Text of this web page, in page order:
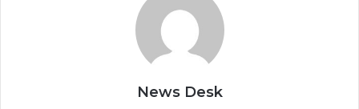
News Desk